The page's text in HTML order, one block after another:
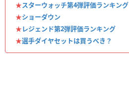
★スターウォッチ第4弾評価ランキング
★ショーダウン
★レジェンド第2弾評価ランキング
★選手ダイヤセットは買うべき？